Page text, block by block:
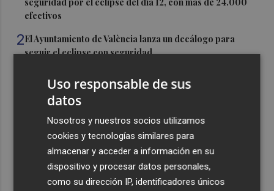
efectivos
2El Ayuntamiento de València lanza un decálogo para
seguir el eclipse con seguridad
Silverstone, con nuevo récord
estimulado el cariño por el valenciano"
Un gol de Bardeli decide el duelo entre el Levante y su
filial (1-0)
Uso responsable de sus
datos
Nosotros y nuestros socios utilizamos
cookies y tecnologías similares para
almacenar y acceder a información en su
dispositivo y procesar datos personales,
como su dirección IP, identificadores únicos